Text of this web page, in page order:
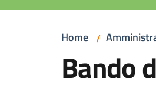
Home /
Bando